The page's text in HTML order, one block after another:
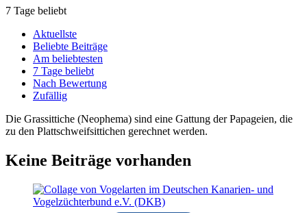
7 Tage beliebt
Aktuellste
Beliebte Beiträge
Am beliebtesten
7 Tage beliebt
Nach Bewertung
Zufällig
Die Grassittiche (Neophema) sind eine Gattung der Papageien, die
zu den Plattschweifsittichen gerechnet werden.
Keine Beiträge vorhanden